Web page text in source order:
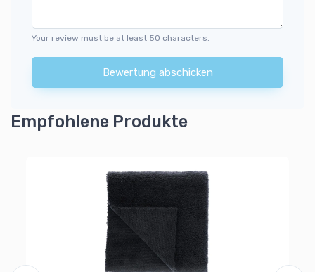
Your review must be at least 50 characters.
Bewertung abschicken
Empfohlene Produkte